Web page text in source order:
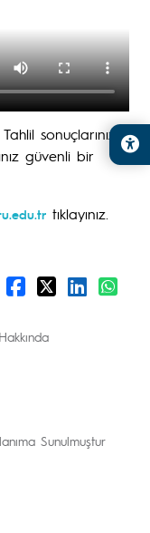
sonuçlarınız,
güvenli bir
tıklayınız.
Sunulmuştur